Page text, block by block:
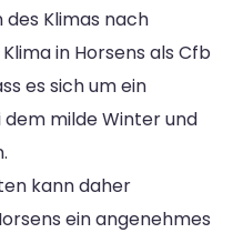
des Klimas nach
in Horsens als Cfb
es sich um ein
milde Winter und
kann daher
ein angenehmes